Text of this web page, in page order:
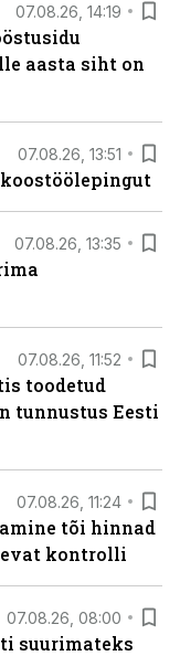
07.08.26, 14:19
aasta siht on
07.08.26, 13:51
07.08.26, 13:35
07.08.26, 11:52
toodetud
tunnustus Eesti
07.08.26, 11:24
tõi hinnad
kontrolli
07.08.26, 08:00
suurimateks